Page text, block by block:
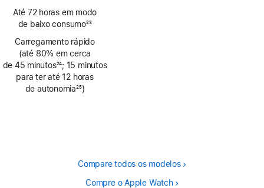
de
rodapé
Até 72 horas em modo
de baixo consumo
de
rodapé
23
Carregamento rápido
(até 80% em cerca
de 45 minutos
Nota
24; 15 minutos
para ter até 12 horas
de autonomia25)
Compare todos os modelos
Compre o Apple Watch